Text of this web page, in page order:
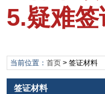
5.疑难
当前位置： 首页> 签证材料
签证材料